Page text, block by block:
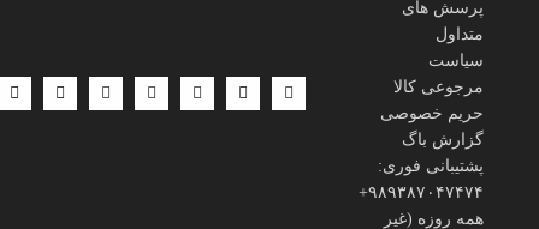
پرسش های
متداول
سیاست
مرجوعی کالا
حریم خصوصی
گزارش باگ
پشتیبانی فوری:
۹۸۹۳۸۷۰۴۷۴۷۴+
همه روزه (غیر